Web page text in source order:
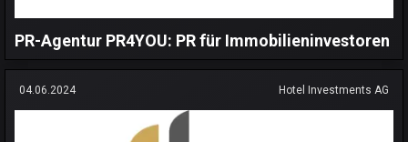
PR-Agentur PR4YOU: PR für Immobilieninvestoren
04.06.2024 Hotel Investments AG